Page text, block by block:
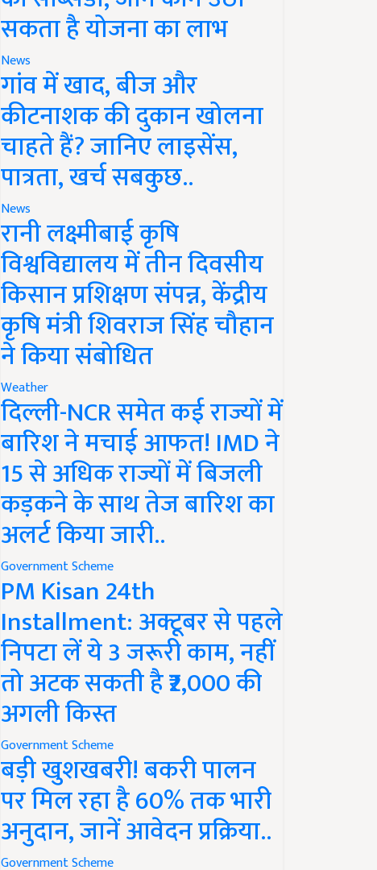
सकता है योजना का लाभ
News
गांव में खाद, बीज और
कीटनाशक की दुकान खोलना
चाहते हैं? जानिए लाइसेंस,
पात्रता, खर्च सबकुछ..
News
रानी लक्ष्मीबाई कृषि
विश्वविद्यालय में तीन दिवसीय
किसान प्रशिक्षण संपन्न, केंद्रीय
कृषि मंत्री शिवराज सिंह चौहान
ने किया संबोधित
Weather
दिल्ली-NCR समेत कई राज्यों में
बारिश ने मचाई आफत! IMD ने
15 से अधिक राज्यों में बिजली
कड़कने के साथ तेज बारिश का
अलर्ट किया जारी..
Government Scheme
PM Kisan 24th
Installment: अक्टूबर से पहले
निपटा लें ये 3 जरूरी काम, नहीं
तो अटक सकती है ₹2,000 की
अगली किस्त
Government Scheme
बड़ी खुशखबरी! बकरी पालन
पर मिल रहा है 60% तक भारी
अनुदान, जानें आवेदन प्रक्रिया..
Government Scheme